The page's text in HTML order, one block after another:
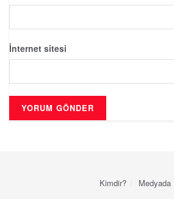
İnternet sitesi
Kimdir? Medyada